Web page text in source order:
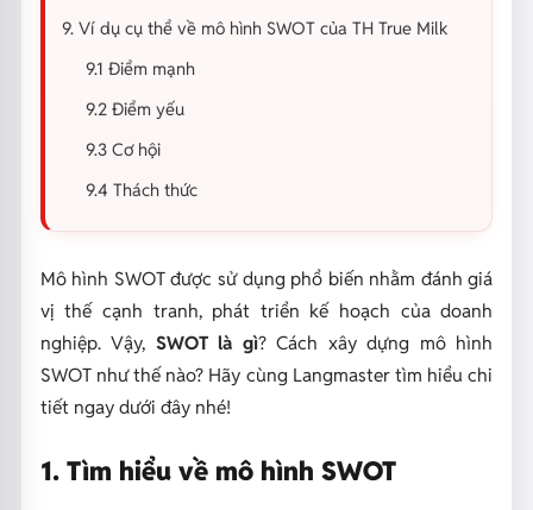
9. Ví dụ cụ thể về mô hình SWOT của TH True Milk
9.1 Điểm mạnh
9.2 Điểm yếu
9.3 Cơ hội
9.4 Thách thức
Mô hình SWOT được sử dụng phổ biến nhằm đánh giá
vị thế cạnh tranh, phát triển kế hoạch của doanh
nghiệp. Vậy, SWOT là gì? Cách xây dựng mô hình
SWOT như thế nào? Hãy cùng Langmaster tìm hiểu chi
tiết ngay dưới đây nhé!
1. Tìm hiểu về mô hình SWOT